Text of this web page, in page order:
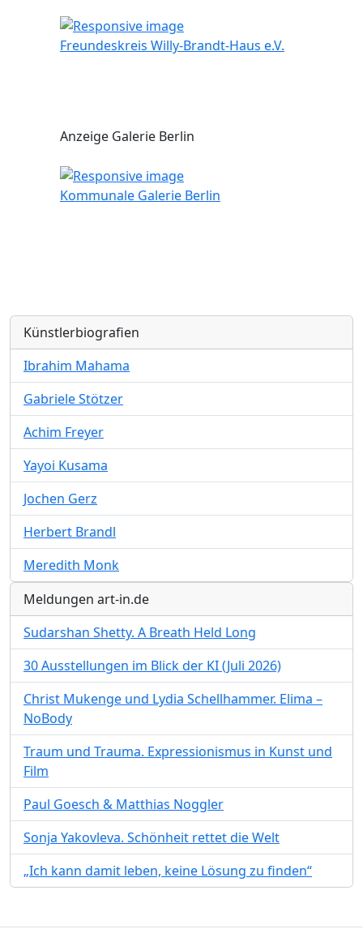
Freundeskreis Willy-Brandt-Haus e.V.
Anzeige Galerie Berlin
Kommunale Galerie Berlin
Künstlerbiografien
Ibrahim Mahama
Gabriele Stötzer
Achim Freyer
Yayoi Kusama
Jochen Gerz
Herbert Brandl
Meredith Monk
Meldungen art-in.de
Sudarshan Shetty. A Breath Held Long
30 Ausstellungen im Blick der KI (Juli 2026)
Christ Mukenge und Lydia Schellhammer. Elima –
NoBody
Traum und Trauma. Expressionismus in Kunst und
Film
Paul Goesch & Matthias Noggler
Sonja Yakovleva. Schönheit rettet die Welt
„Ich kann damit leben, keine Lösung zu finden“